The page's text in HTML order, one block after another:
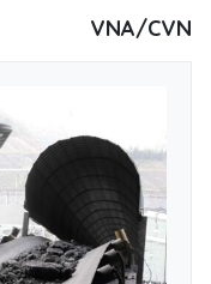
VNA/CVN